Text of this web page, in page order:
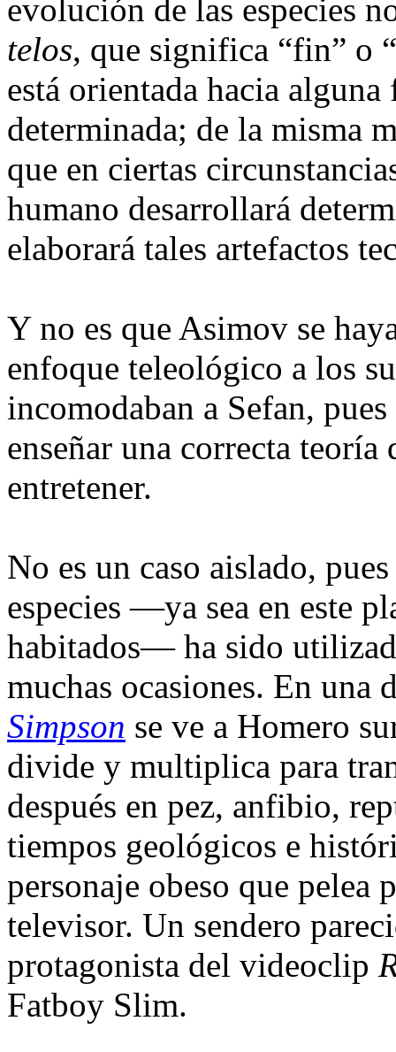
evolución de las especies
telos, que significa “fin” o
está orientada hacia
determinada; de la misma
que en ciertas
humano desarrollará
elaborará tales artefactos
Y no es que Asimov se
enfoque teleológico a los
incomodaban a Sefan,
enseñar una correcta
entretener.
No es un caso aislado,
especies —ya sea en este
habitados— ha sido
muchas ocasiones. En una
Simpson se ve a Homero
divide y multiplica para
después en pez, anfibio,
tiempos geológicos e
personaje obeso que
televisor. Un sendero
protagonista del videoclip
Fatboy Slim.